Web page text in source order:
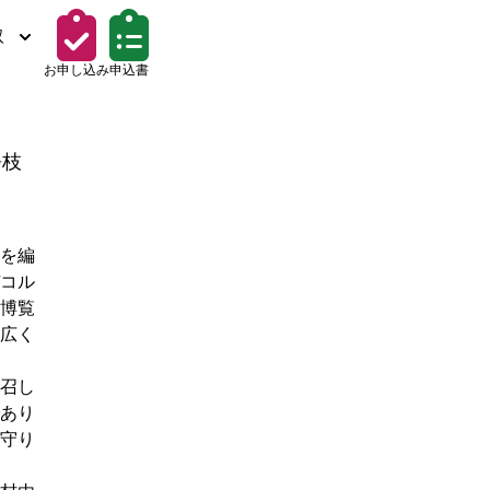
お申し込み申込書
編
ル
覧
く
し
り
り